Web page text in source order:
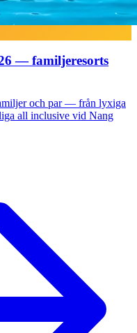
— familjeresorts
och par — från lyxiga
all inclusive vid Nang